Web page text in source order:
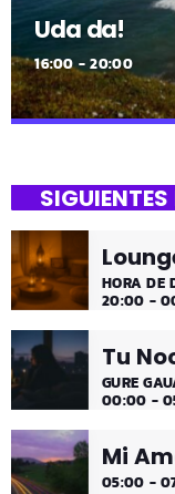
Uda da!
16:00 - 20:00
¡Toda la
¡Toda la música!
HORA DE
20:00 -
Tu
GURE
00:00 -
Mi
05:00 -